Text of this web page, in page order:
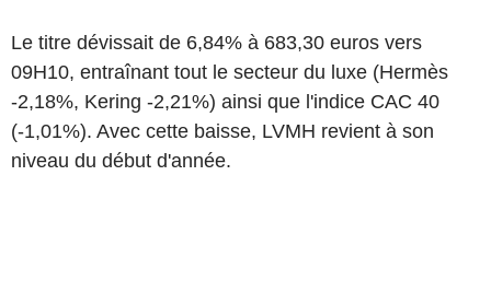
Le titre dévissait de 6,84% à 683,30 euros vers
09H10, entraînant tout le secteur du luxe (Hermès
-2,18%, Kering -2,21%) ainsi que l'indice CAC 40
(-1,01%). Avec cette baisse, LVMH revient à son
niveau du début d'année.